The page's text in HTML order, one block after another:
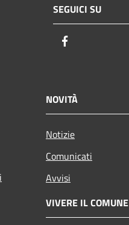
SEGUICI SU
NOVITÀ
Notizie
Comunicati
Avvisi
VIVERE IL COMUNE